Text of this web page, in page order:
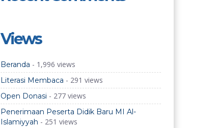
Views
Beranda - 1,996 views
Literasi Membaca - 291 views
Open Donasi - 277 views
Penerimaan Peserta Didik Baru MI Al-
Islamiyyah - 251 views